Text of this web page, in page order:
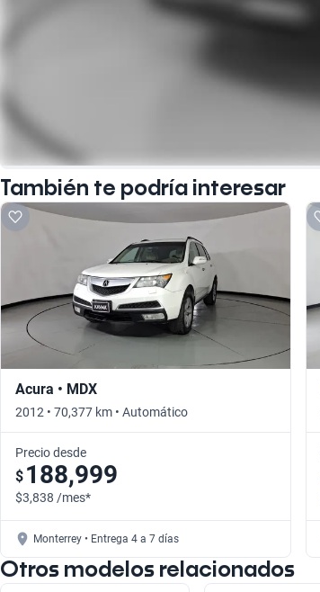
También te podría interesar
Acura • MDX
2012 • 70,377 km • Automático
Precio desde
$ 188,999
$3,838 /mes*
Monterrey • Entrega 4 a 7 días
Otros modelos relacionados